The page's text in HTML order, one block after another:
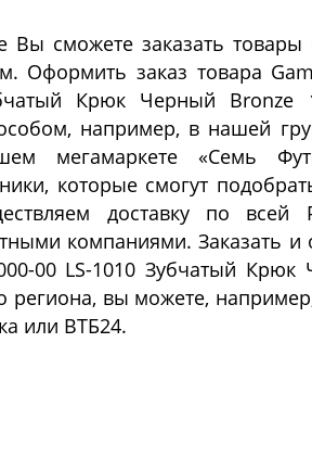
сможете заказать товары
Оформить заказ товара
Крюк Черный
например, в нашей
мегамаркете «Семь
которые смогут
доставку по всей
компаниями. Заказать и
00 LS-1010 Зубчатый
региона, вы можете,
или ВТБ24.